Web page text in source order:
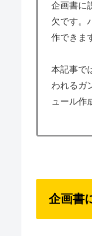
企画書に
欠です。
作できま
本記事で
われるガ
ュール作
企画書